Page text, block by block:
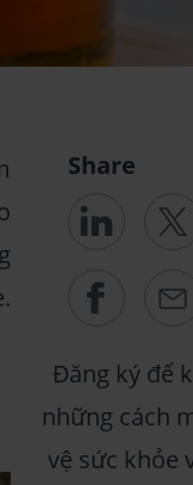
Share
Đăng ký để
những cách
vệ sức khỏe